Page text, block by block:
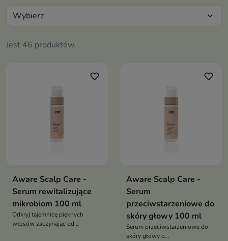
Jest 46 produktów.
Wybierz expand_more
favorite_border
Aware Scalp Care -
Serum rewitalizujące
mikrobiom 100 ml
Odkryj tajemnicę pięknych
włosów zaczynając od
favorite_border
Aware Scalp Care -
Serum
przeciwstarzeniowe do
skóry głowy 100 ml
Serum przeciwstarzeniowe do
skóry głowy o